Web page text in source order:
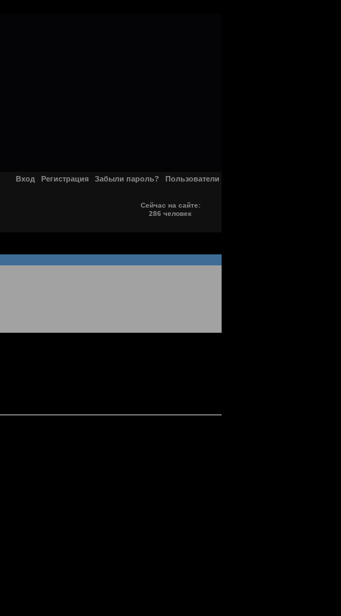
Вход Регистрация Забыли пароль? Пользователи
Сейчас на сайте:
286 человек